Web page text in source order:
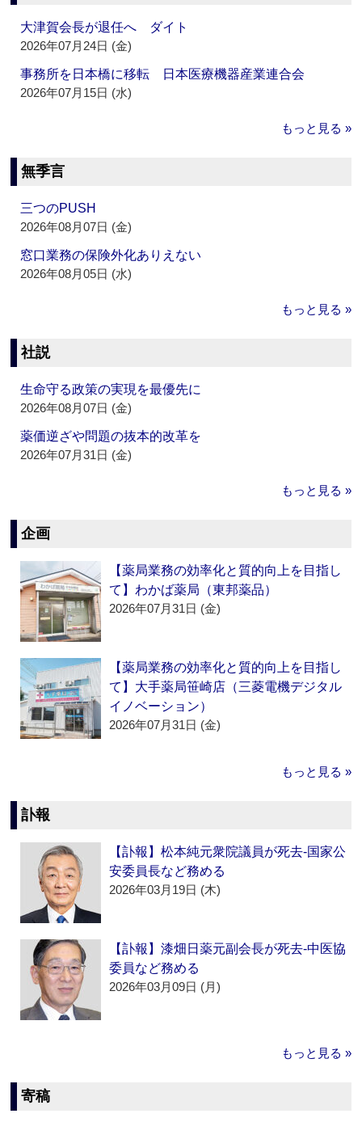
大津賀会長が退任へ ダイト
2026年07月24日 (金)
事務所を日本橋に移転 日本医療機器産業連合会
2026年07月15日 (水)
もっと見る »
無季言
三つのPUSH
2026年08月07日 (金)
窓口業務の保険外化ありえない
2026年08月05日 (水)
もっと見る »
社説
生命守る政策の実現を最優先に
2026年08月07日 (金)
薬価逆ざや問題の抜本的改革を
2026年07月31日 (金)
もっと見る »
企画
【薬局業務の効率化と質的向上を目指し
て】わかば薬局（東邦薬品）
2026年07月31日 (金)
【薬局業務の効率化と質的向上を目指し
て】大手薬局笹崎店（三菱電機デジタル
イノベーション）
2026年07月31日 (金)
もっと見る »
訃報
【訃報】松本純元衆院議員が死去‐国家公
安委員長など務める
2026年03月19日 (木)
【訃報】漆畑日薬元副会長が死去‐中医協
委員など務める
2026年03月09日 (月)
もっと見る »
寄稿